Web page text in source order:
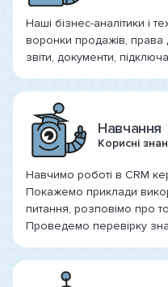
Наші бізнес-аналітики і
воронки продажів, права
звіти, документи,
Навчання
Корисні
Навчимо роботі в CRM
Покажемо приклади
питання, розповімо про
Проведемо перевірку